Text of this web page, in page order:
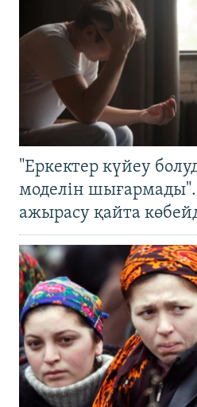
"Еркектер күйеу
моделін шығармады".
ажырасу қайта